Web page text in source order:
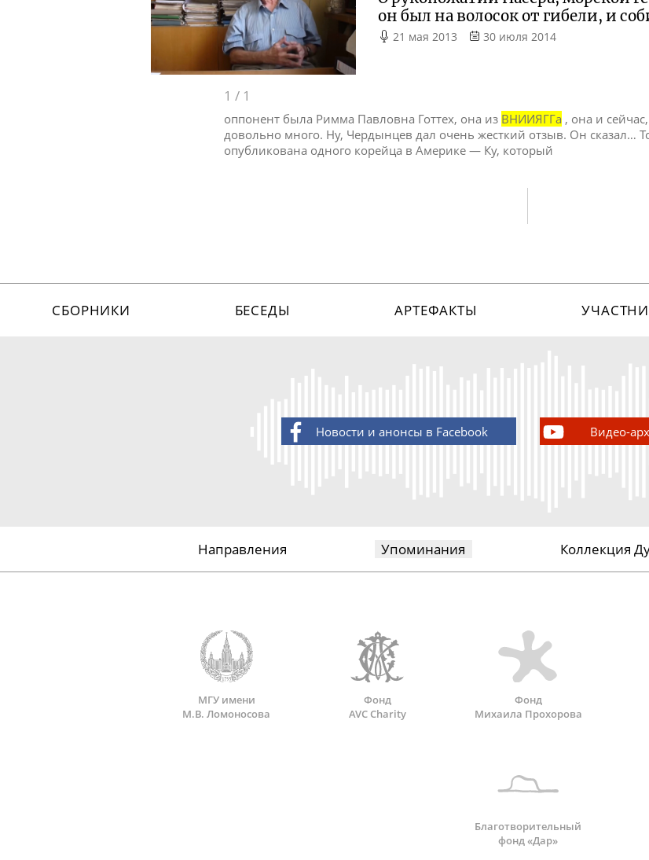
он был на волосок от гибели, и
21 мая 2013 30 июля 2014
1 / 1
оппонент была Римма Павловна Готтех, она из ВНИИЯГГа , она и
довольно много. Ну, Чердынцев дал очень жесткий отзыв. Он сказал…
опубликована одного корейца в Америке — Ку, который
СБОРНИКИ БЕСЕДЫ АРТЕФАКТЫ
Новости и анонсы в Facebook Видео-
Направления Упоминания Коллекция
МГУ имени
М.В. Ломоносова
Фонд
AVC Charity
Фонд
Михаила Прохорова
Благотворительный
фонд «Дар»